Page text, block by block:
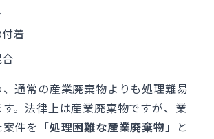
着
通常の産業廃棄物よりも処理難易
。法律上は産業廃棄物ですが、業
件を 「処理困難な産業廃棄物」 と